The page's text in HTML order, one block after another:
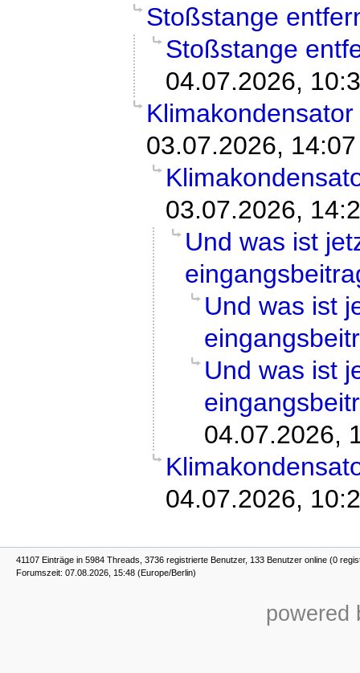
Stoßstange
Stoßstange
04.07.2026,
03.07.2026, 14:07
03.07.2026,
Und was ist
Und was ist
Und was ist
04.07.2026,
04.07.2026,
41107 Einträge in 5984 Threads, 3736 registrierte Benutzer, 133 Benutzer online (0
Forumszeit: 07.08.2026, 15:48 (Europe/Berlin)
powered